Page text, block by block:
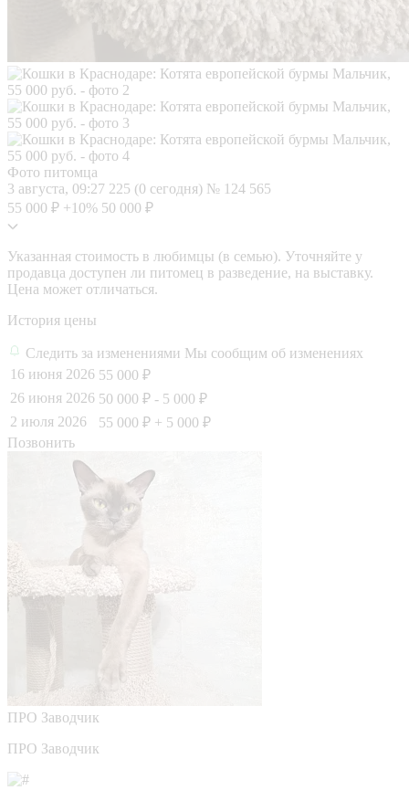
Фото питомца
3 августа, 09:27 225 (0 сегодня) № 124 565
55 000 ₽ +10% 50 000 ₽
Указанная стоимость в любимцы (в семью). Уточняйте у
продавца доступен ли питомец в разведение, на выставку.
Цена может отличаться.
История цены
Следить за изменениями Мы сообщим об изменениях
16 июня 2026 55 000 ₽
26 июня 2026 50 000 ₽ - 5 000 ₽
2 июля 2026
55 000 ₽ + 5 000 ₽
Позвонить
ПРО Заводчик
ПРО Заводчик